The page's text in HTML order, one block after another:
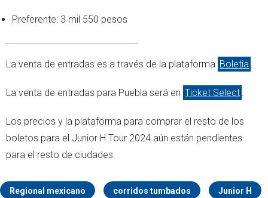
Preferente: 3 mil 550 pesos
La venta de entradas es a través de la plataforma Boletia .
La venta de entradas para Puebla será en Ticket Select .
Los precios y la plataforma para comprar el resto de los
boletos para el Junior H Tour 2024 aún están pendientes
para el resto de ciudades.
Regional mexicano corridos tumbados Junior H